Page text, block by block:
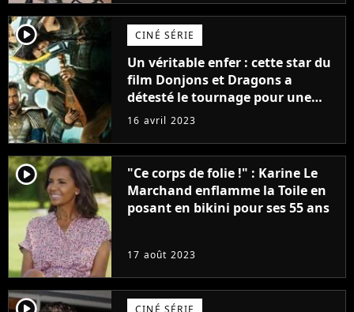
player2 CINÉ SÉRIE
Un véritable enfer : cette star du
film Donjons et Dragons a
détesté le tournage pour une
raison très spéciale
16 avril 2023
player2
"Ce corps de folie !" : Karine Le
Marchand enflamme la Toile en
posant en bikini pour ses 55 ans
17 août 2023
CINÉ SÉRIE